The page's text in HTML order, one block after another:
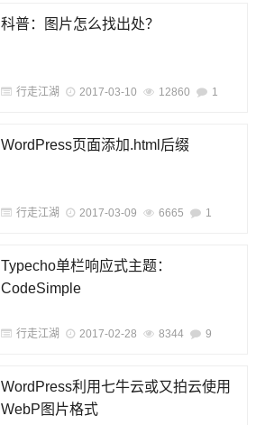
科普：图片怎么找出处？
行走江湖 2017-03-10 12860 1
WordPress页面添加.html后缀
行走江湖 2017-03-09 6665 1
Typecho单栏响应式主题：
CodeSimple
行走江湖 2017-02-28 8344 9
WordPress利用七牛云或又拍云使用
WebP图片格式